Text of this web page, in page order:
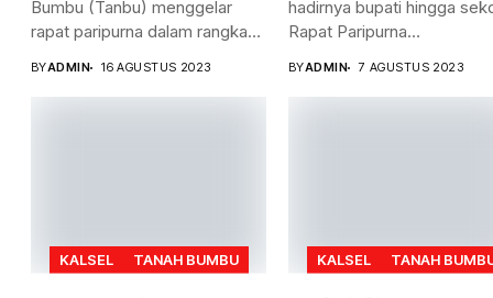
Bumbu (Tanbu) menggelar
rapat paripurna dalam rangka
BYADMIN 16 AGUSTUS 2023
hadirnya bupati hingga
Rapat Paripurna
BYADMIN 7 AGUSTUS 2023
KALSEL TANAH BUMBU KALSEL TANAH